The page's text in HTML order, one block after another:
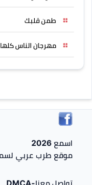
طمن قلبك
مهرجان الناس
اسمع 2026
موقع طرب عربي
تواصل معنا-DMCA